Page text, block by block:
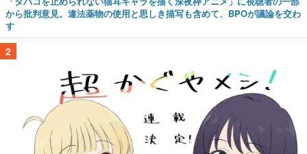
から批判意見。違法薬物の使用と思しき描写も含めて、BPOが議論を交わ
す
2